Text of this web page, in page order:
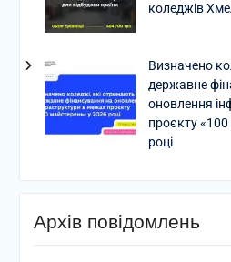
коледжів
Визначено
державне
оновлення
проєкту
році
Архів повідомлень